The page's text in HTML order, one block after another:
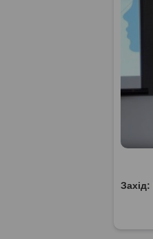
Захід: